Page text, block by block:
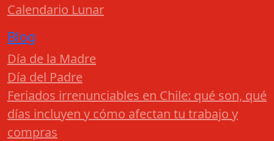
Calendario Lunar
Blog
Día de la Madre
Día del Padre
Feriados irrenunciables en Chile: qué son, qué
días incluyen y cómo afectan tu trabajo y
compras